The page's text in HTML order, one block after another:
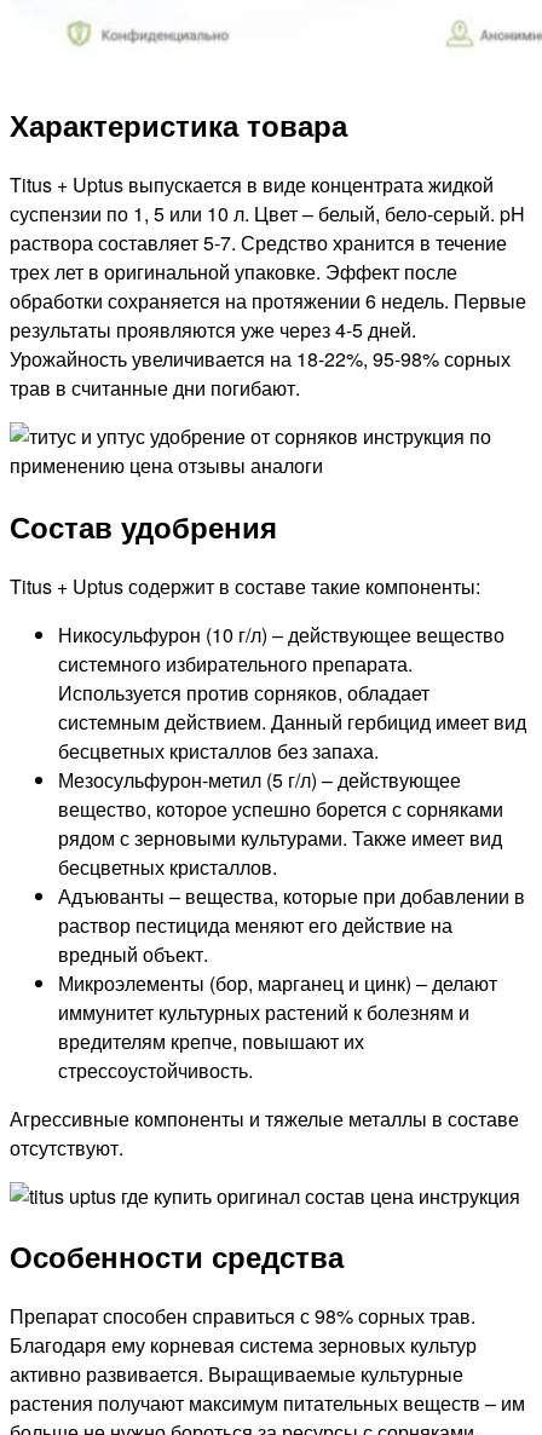
Характеристика товара
Titus + Uptus выпускается в виде концентрата жидкой
суспензии по 1, 5 или 10 л. Цвет – белый, бело-серый. pH
раствора составляет 5-7. Средство хранится в течение
трех лет в оригинальной упаковке. Эффект после
обработки сохраняется на протяжении 6 недель. Первые
результаты проявляются уже через 4-5 дней.
Урожайность увеличивается на 18-22%, 95-98% сорных
трав в считанные дни погибают.
Состав удобрения
Titus + Uptus содержит в составе такие компоненты:
Никосульфурон (10 г/л) – действующее вещество
системного избирательного препарата.
Используется против сорняков, обладает
системным действием. Данный гербицид имеет вид
бесцветных кристаллов без запаха.
Мезосульфурон-метил (5 г/л) – действующее
вещество, которое успешно борется с сорняками
рядом с зерновыми культурами. Также имеет вид
бесцветных кристаллов.
Адъюванты – вещества, которые при добавлении в
раствор пестицида меняют его действие на
вредный объект.
Микроэлементы (бор, марганец и цинк) – делают
иммунитет культурных растений к болезням и
вредителям крепче, повышают их
стрессоустойчивость.
Агрессивные компоненты и тяжелые металлы в составе
отсутствуют.
Особенности средства
Препарат способен справиться с 98% сорных трав.
Благодаря ему корневая система зерновых культур
активно развивается. Выращиваемые культурные
растения получают максимум питательных веществ – им